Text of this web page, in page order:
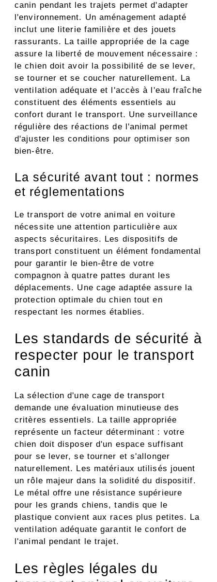
canin pendant les trajets permet d'adapter
l'environnement. Un aménagement adapté
inclut une literie familière et des jouets
rassurants. La taille appropriée de la cage
assure la liberté de mouvement nécessaire :
le chien doit avoir la possibilité de se lever,
se tourner et se coucher naturellement. La
ventilation adéquate et l'accès à l'eau fraîche
constituent des éléments essentiels au
confort durant le transport. Une surveillance
régulière des réactions de l'animal permet
d'ajuster les conditions pour optimiser son
bien-être.
La sécurité avant tout : normes
et réglementations
Le transport de votre animal en voiture
nécessite une attention particulière aux
aspects sécuritaires. Les dispositifs de
transport constituent un élément fondamental
pour garantir le bien-être de votre
compagnon à quatre pattes durant les
déplacements. Une cage adaptée assure la
protection optimale du chien tout en
respectant les normes établies.
Les standards de sécurité à
respecter pour le transport
canin
La sélection d'une cage de transport
demande une évaluation minutieuse des
critères essentiels. La taille appropriée
représente un facteur déterminant : votre
chien doit disposer d'un espace suffisant
pour se lever, se tourner et s'allonger
naturellement. Les matériaux utilisés jouent
un rôle majeur dans la solidité du dispositif.
Le métal offre une résistance supérieure
pour les grands chiens, tandis que le
plastique convient aux races plus petites. La
ventilation adéquate garantit le confort de
l'animal pendant le trajet.
Les règles légales du